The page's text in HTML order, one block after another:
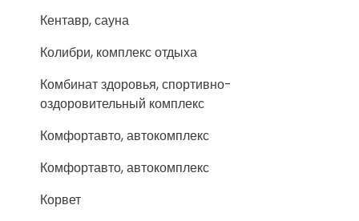
Кентавр, сауна
Колибри, комплекс отдыха
Комбинат здоровья, спортивно-
оздоровительный комплекс
Комфортавто, автокомплекс
Комфортавто, автокомплекс
Корвет